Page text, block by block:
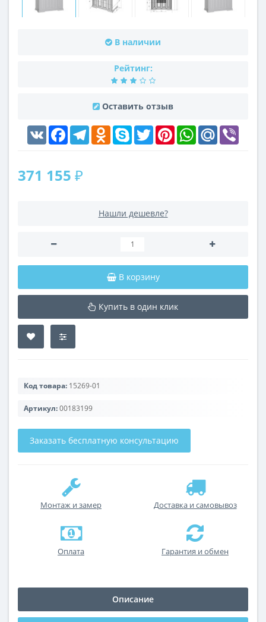
В наличии
Рейтинг:
Оставить отзыв
VK FacebookTelegramOdnoklassniki
Skype Twitter PinterestWhatsAppMail.Ru
371 155 ₽
Нашли дешевле?
В корзину
Купить в один клик
Код товара: 15269-01
Артикул:00183199
Заказать бесплатную консультацию
Монтаж и замер Доставка и самовывоз
Оплата Гарантия и обмен
Описание